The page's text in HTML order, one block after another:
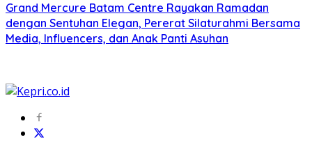
Grand Mercure Batam Centre Rayakan Ramadan
dengan Sentuhan Elegan, Pererat Silaturahmi Bersama
Media, Influencers, dan Anak Panti Asuhan